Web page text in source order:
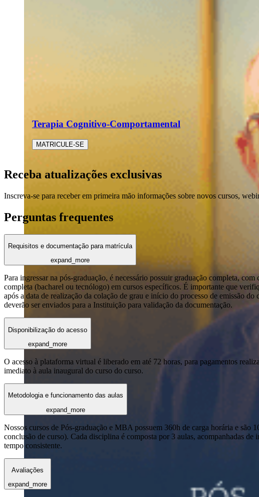
Terapia Cognitivo-Comportamental
MATRICULE-SE
Receba atualizações exclusivas
Inscreva-se para receber em primeira mão informações sobre novos cursos,
Perguntas frequentes
Requisitos e documentação para matrícula
expand_more
Para ingressar na pós-graduação, é necessário possuir graduação completa,
completa (bacharel ou tecnólogo) em cursos específicos. É importante que
após a data de realização da colação de grau e início do processo de emissão
deverão ser enviados para a Instituição para validação da documentação.
Disponibilização do acesso
expand_more
O acesso à plataforma virtual é liberado em até 72 horas, para pagamentos
imediato à aula inaugural do curso do curso.
Metodologia e funcionamento das aulas
expand_more
Nossos cursos de Pós-graduação e MBA possuem 360h de carga horária e são
conclusão de curso). Cada disciplina é composta por 3 aulas, acompanhadas
tempo consistente.
Avaliações
expand_more